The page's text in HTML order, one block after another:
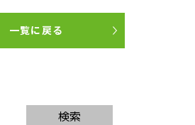
一覧に戻る
検索